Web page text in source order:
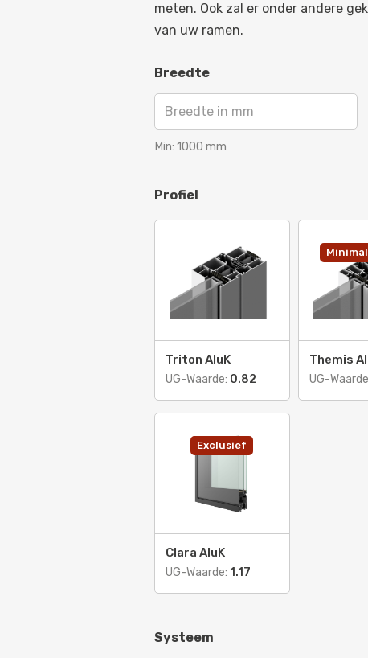
meten. Ook zal er onder andere
van uw ramen.
Breedte
Min: 1000 mm
Profiel
Triton AluK
UG-Waarde: 0.82
Themis
UG-
Exclusief
Clara AluK
UG-Waarde: 1.17
Systeem